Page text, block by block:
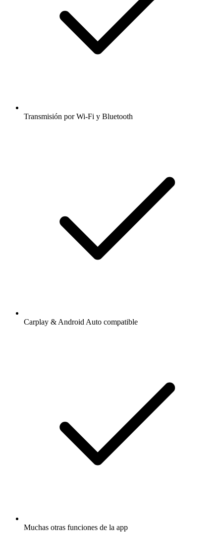
Transmisión por Wi-Fi y Bluetooth
Carplay & Android Auto compatible
Muchas otras funciones de la app